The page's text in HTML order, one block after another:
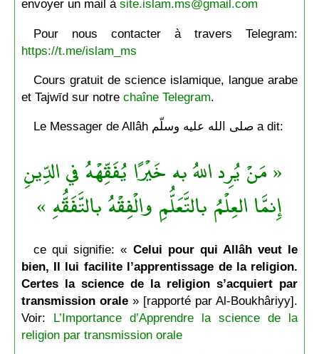
envoyer un mail à site.islam.ms@gmail.com
Pour nous contacter à travers Telegram:
https://t.me/islam_ms
Cours gratuit de science islamique, langue arabe
et Tajwīd sur notre chaîne Telegram.
Le Messager de Allâh صلى الله عليه وسلّم a dit:
« مَنْ يُرِد اللهُ به خَيْرًا يُفَقِّهْهُ في الدِّينِ
إِنمَّا العِلْمُ بالتَّعَلُّمِ والْفِقْهُ بالتَّفَقُّهِ »
ce qui signifie: « Celui pour qui Allâh veut le
bien, Il lui facilite l’apprentissage de la religion.
Certes la science de la religion s’acquiert par
transmission orale» [rapporté par Al-Boukhâriyy].
Voir: L’Importance d’Apprendre la science de la
religion par transmission orale